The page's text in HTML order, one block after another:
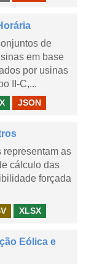
de
em base
por usinas
II-C,...
JSON
representam as
cálculo das
forçada
XLSX
Eólica e